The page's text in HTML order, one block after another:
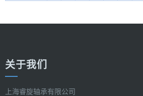
关于我们
上海睿旋轴承有限公司